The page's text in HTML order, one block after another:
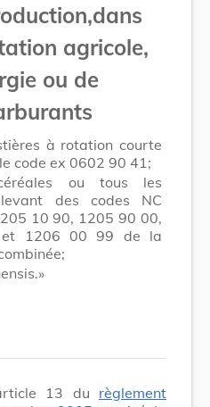
dans
agricole,
ou de
à rotation courte
code ex 0602 90 41;
ou tous les
des codes NC
10 90, 1205 90 00,
1206 00 99 de la
13 du règlement